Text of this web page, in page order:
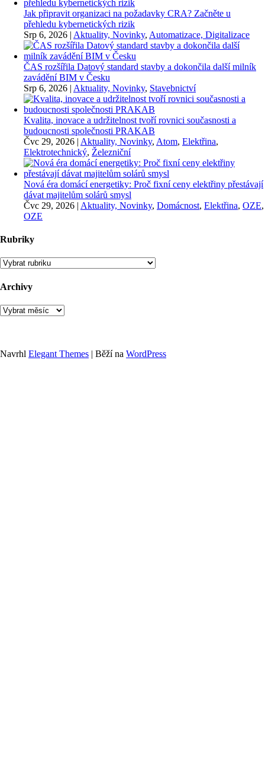
Jak připravit organizaci na požadavky CRA? Začněte u
přehledu kybernetických rizik
Srp 6, 2026 | Aktuality, Novinky, Automatizace, Digitalizace
ČAS rozšířila Datový standard stavby a dokončila další milník
zavádění BIM v Česku
Srp 6, 2026 | Aktuality, Novinky, Stavebnictví
Kvalita, inovace a udržitelnost tvoří rovnici současnosti a
budoucnosti společnosti PRAKAB
Čvc 29, 2026 | Aktuality, Novinky, Atom, Elektřina,
Elektrotechnický, Železniční
Nová éra domácí energetiky: Proč fixní ceny elektřiny přestávají
dávat majitelům solárů smysl
Čvc 29, 2026 | Aktuality, Novinky, Domácnost, Elektřina, OZE,
OZE
Rubriky
Rubriky
Archivy
Archivy
Navrhl Elegant Themes | Běží na WordPress